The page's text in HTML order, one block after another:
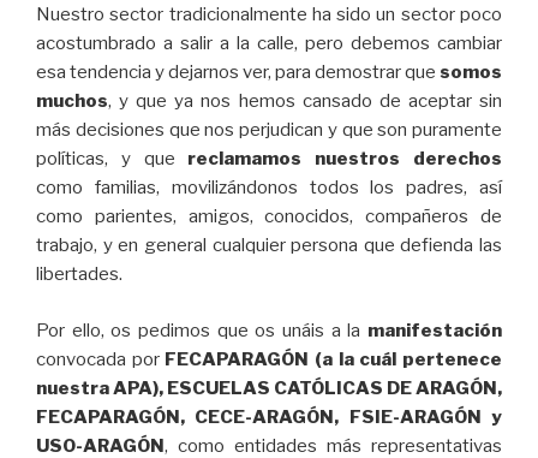
Nuestro sector tradicionalmente ha sido un sector poco
acostumbrado a salir a la calle, pero debemos cambiar
esa tendencia y dejarnos ver, para demostrar que somos
muchos, y que ya nos hemos cansado de aceptar sin
más decisiones que nos perjudican y que son puramente
políticas, y que reclamamos nuestros
derechos
como familias, movilizándonos todos los padres, así
como parientes, amigos, conocidos, compañeros de
trabajo, y en general cualquier persona que defienda las
libertades.
Por ello, os pedimos que os unáis a la manifestación
convocada por FECAPARAGÓN (a la cuál pertenece
nuestra APA), ESCUELAS CATÓLICAS DE ARAGÓN,
FECAPARAGÓN, CECE-ARAGÓN, FSIE-ARAGÓN y
USO-ARAGÓN, como entidades más representativas